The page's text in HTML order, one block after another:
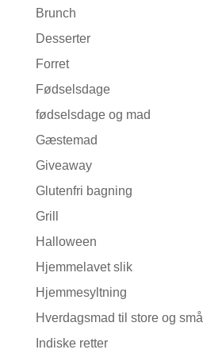
Brunch
Desserter
Forret
Fødselsdage
fødselsdage og mad
Gæstemad
Giveaway
Glutenfri bagning
Grill
Halloween
Hjemmelavet slik
Hjemmesyltning
Hverdagsmad til store og små
Indiske retter